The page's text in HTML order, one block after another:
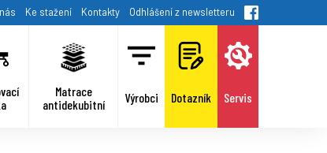
Ke stažení Kontakty Odhlášení z newsletteru
Matrace
antidekubitní
Výrobci Dotazník Servis